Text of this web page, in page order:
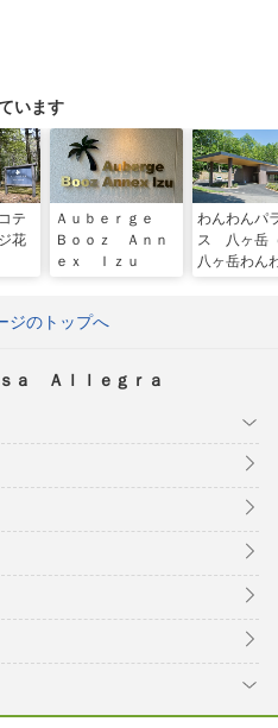
います
テ
花
Ａｕｂｅｒｇｅ
Ｂｏｏｚ Ａｎｎ
ｅｘ Ｉｚｕ
わんわんパ
ス 八ヶ岳
八ヶ岳わん
ジのトップへ
ａ Ａｌｌｅｇｒａ